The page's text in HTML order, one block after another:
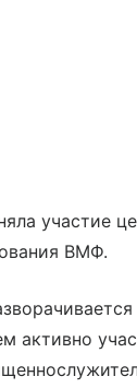
участие
ВМФ.
активно